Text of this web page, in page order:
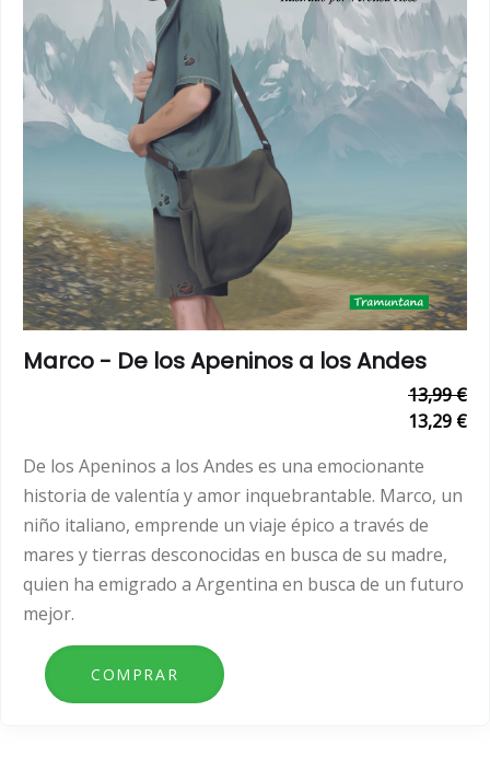
Marco - De los Apeninos a los Andes
13,99 €
13,29 €
De los Apeninos a los Andes es una emocionante
historia de valentía y amor inquebrantable. Marco, un
niño italiano, emprende un viaje épico a través de
mares y tierras desconocidas en busca de su madre,
quien ha emigrado a Argentina en busca de un futuro
mejor.